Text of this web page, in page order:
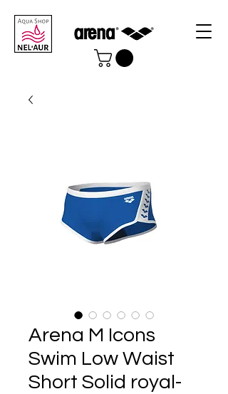
Arena M Icons
Swim Low Waist
Short Solid royal-